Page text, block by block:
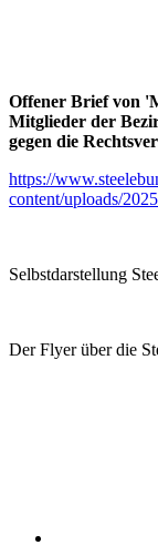
Offener Brief von
Mitglieder der
gegen die
https://
content/uploads/
Selbstdarstellung
Der Flyer über die